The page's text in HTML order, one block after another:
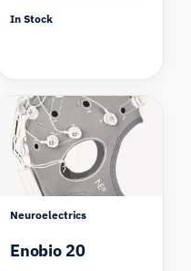
In Stock
Neuroelectrics
Enobio 20